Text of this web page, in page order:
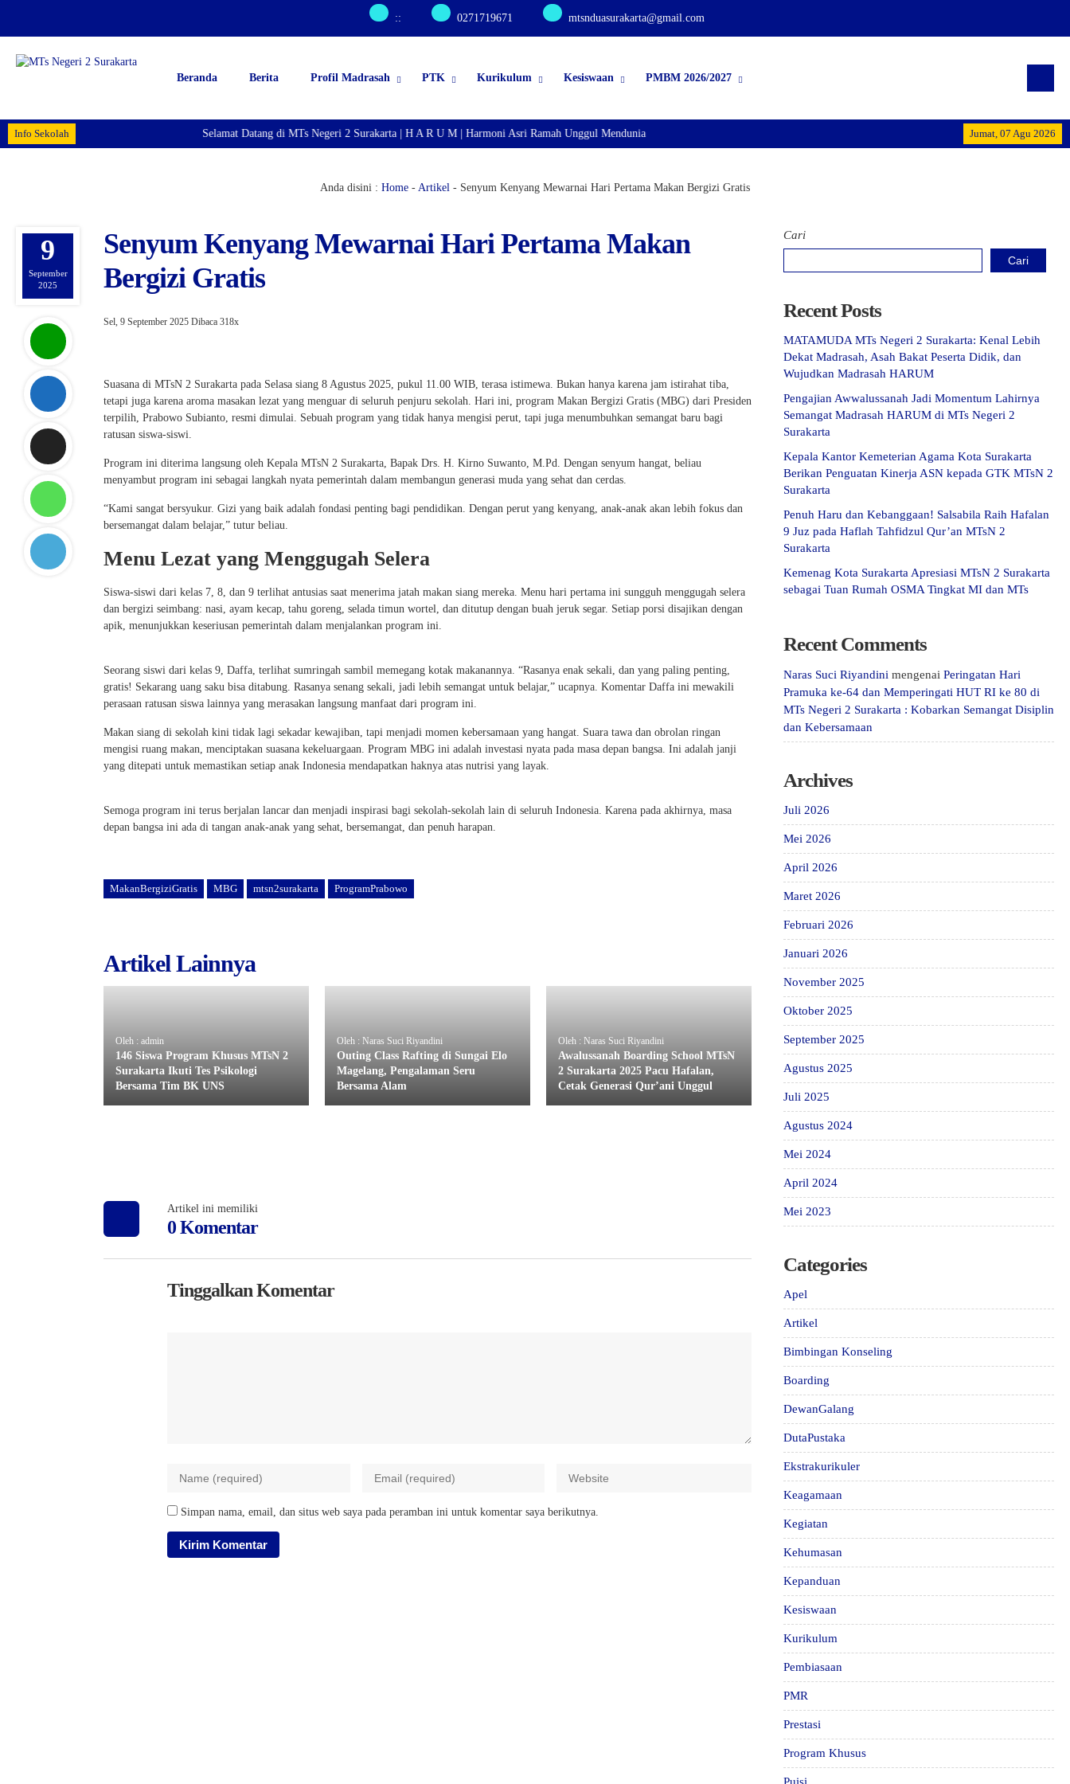
:: 0271719671 mtsnduasurakarta@gmail.com
Beranda Berita Profil Madrasah PTK Kurikulum Kesiswaan PMBM 2026/2027
Info Sekolah Jumat, 07 Agu 2026
Selamat Datang di MTs
Selamat Datang di MTs Negeri 2 Surakarta | H A R U M | Harmoni Asri Ramah Unggul Mendunia
Anda disini : Home - Artikel - Senyum Kenyang Mewarnai Hari Pertama Makan Bergizi Gratis
9
September
2025
Senyum Kenyang Mewarnai Hari Pertama Makan
Bergizi Gratis
Sel, 9 September 2025 Dibaca 318x
Suasana di MTsN 2 Surakarta pada Selasa siang 8 Agustus 2025, pukul 11.00 WIB, terasa istimewa. Bukan hanya karena jam istirahat tiba,
tetapi juga karena aroma masakan lezat yang menguar di seluruh penjuru sekolah. Hari ini, program Makan Bergizi Gratis (MBG) dari Presiden
terpilih, Prabowo Subianto, resmi dimulai. Sebuah program yang tidak hanya mengisi perut, tapi juga menumbuhkan semangat baru bagi
ratusan siswa-siswi.
Program ini diterima langsung oleh Kepala MTsN 2 Surakarta, Bapak Drs. H. Kirno Suwanto, M.Pd. Dengan senyum hangat, beliau
menyambut program ini sebagai langkah nyata pemerintah dalam membangun generasi muda yang sehat dan cerdas.
“Kami sangat bersyukur. Gizi yang baik adalah fondasi penting bagi pendidikan. Dengan perut yang kenyang, anak-anak akan lebih fokus dan
bersemangat dalam belajar,” tutur beliau.
Menu Lezat yang Menggugah Selera
Siswa-siswi dari kelas 7, 8, dan 9 terlihat antusias saat menerima jatah makan siang mereka. Menu hari pertama ini sungguh menggugah selera
dan bergizi seimbang: nasi, ayam kecap, tahu goreng, selada timun wortel, dan ditutup dengan buah jeruk segar. Setiap porsi disajikan dengan
apik, menunjukkan keseriusan pemerintah dalam menjalankan program ini.
Seorang siswi dari kelas 9, Daffa, terlihat sumringah sambil memegang kotak makanannya. “Rasanya enak sekali, dan yang paling penting,
gratis! Sekarang uang saku bisa ditabung. Rasanya senang sekali, jadi lebih semangat untuk belajar,” ucapnya. Komentar Daffa ini mewakili
perasaan ratusan siswa lainnya yang merasakan langsung manfaat dari program ini.
Makan siang di sekolah kini tidak lagi sekadar kewajiban, tapi menjadi momen kebersamaan yang hangat. Suara tawa dan obrolan ringan
mengisi ruang makan, menciptakan suasana kekeluargaan. Program MBG ini adalah investasi nyata pada masa depan bangsa. Ini adalah janji
yang ditepati untuk memastikan setiap anak Indonesia mendapatkan haknya atas nutrisi yang layak.
Semoga program ini terus berjalan lancar dan menjadi inspirasi bagi sekolah-sekolah lain di seluruh Indonesia. Karena pada akhirnya, masa
depan bangsa ini ada di tangan anak-anak yang sehat, bersemangat, dan penuh harapan.
MakanBergiziGratis MBG mtsn2surakarta ProgramPrabowo
Artikel Lainnya
Oleh : admin
146 Siswa Program Khusus MTsN 2
Surakarta Ikuti Tes Psikologi
Bersama Tim BK UNS
Oleh : Naras Suci Riyandini
Outing Class Rafting di Sungai Elo
Magelang, Pengalaman Seru
Bersama Alam
Oleh : Naras Suci Riyandini
Awalussanah Boarding School MTsN
2 Surakarta 2025 Pacu Hafalan,
Cetak Generasi Qur’ani Unggul
Artikel ini memiliki
0 Komentar
Tinggalkan Komentar
Simpan nama, email, dan situs web saya pada peramban ini untuk komentar saya berikutnya.
Cari
Cari
Recent Posts
MATAMUDA MTs Negeri 2 Surakarta: Kenal Lebih
Dekat Madrasah, Asah Bakat Peserta Didik, dan
Wujudkan Madrasah HARUM
Pengajian Awwalussanah Jadi Momentum Lahirnya
Semangat Madrasah HARUM di MTs Negeri 2
Surakarta
Kepala Kantor Kemeterian Agama Kota Surakarta
Berikan Penguatan Kinerja ASN kepada GTK MTsN 2
Surakarta
Penuh Haru dan Kebanggaan! Salsabila Raih Hafalan
9 Juz pada Haflah Tahfidzul Qur’an MTsN 2
Surakarta
Kemenag Kota Surakarta Apresiasi MTsN 2 Surakarta
sebagai Tuan Rumah OSMA Tingkat MI dan MTs
Recent Comments
Naras Suci Riyandini mengenai Peringatan Hari
Pramuka ke-64 dan Memperingati HUT RI ke 80 di
MTs Negeri 2 Surakarta : Kobarkan Semangat Disiplin
dan Kebersamaan
Archives
Juli 2026
Mei 2026
April 2026
Maret 2026
Februari 2026
Januari 2026
November 2025
Oktober 2025
September 2025
Agustus 2025
Juli 2025
Agustus 2024
Mei 2024
April 2024
Mei 2023
Categories
Apel
Artikel
Bimbingan Konseling
Boarding
DewanGalang
DutaPustaka
Ekstrakurikuler
Keagamaan
Kegiatan
Kehumasan
Kepanduan
Kesiswaan
Kurikulum
Pembiasaan
PMR
Prestasi
Program Khusus